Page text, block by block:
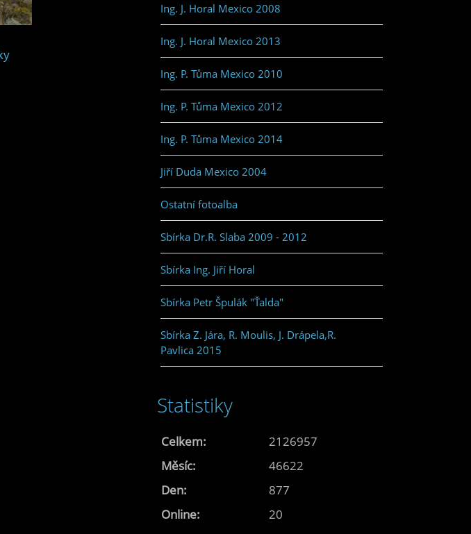
Ing. J. Horal Mexico 2008
Ing. J. Horal Mexico 2013
Ing. P. Tůma Mexico 2010
Ing. P. Tůma Mexico 2012
Ing. P. Tůma Mexico 2014
Jiří Duda Mexico 2004
Ostatní fotoalba
Sbírka Dr.R. Slaba 2009 - 2012
Sbírka Ing. Jiří Horal
Sbírka Petr Špulák "Ťalda"
Sbírka Z. Jára, R. Moulis, J. Drápela,R.
Pavlica 2015
Statistiky
Online: 20
Celkem:
2126957
Měsíc:
46622
Den:
877